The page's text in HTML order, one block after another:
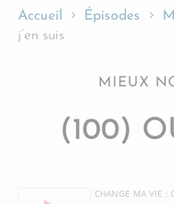
Accueil Épisodes
j’en suis
MIEUX
(100)